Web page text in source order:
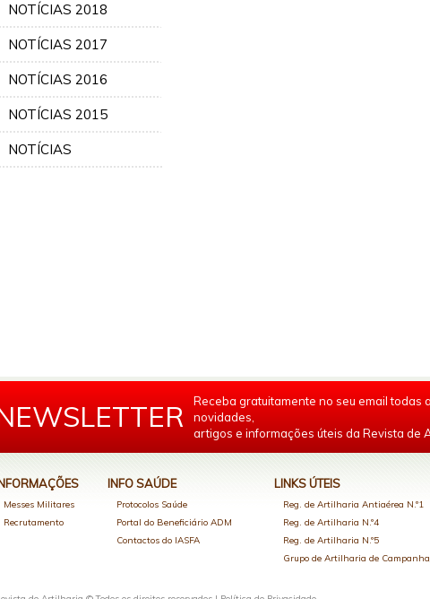
NOTÍCIAS 2018
NOTÍCIAS 2017
NOTÍCIAS 2016
NOTÍCIAS 2015
NOTÍCIAS
Receba gratuitamente no seu email todas
novidades,
artigos e informações úteis da Revista de
Messes Militares
Recrutamento
INFO SAÚDE
Protocolos Saúde
Portal do Beneficiário ADM
Contactos do IASFA
LINKS ÚTEIS
Reg. de Artilharia Antiaérea N.º1
Reg. de Artilharia N.º4
Reg. de Artilharia N.º5
Grupo de Artilharia de